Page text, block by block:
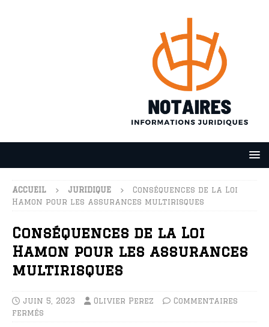
ACCUEIL JURIDIQUE
Conséquences de la Loi
Hamon pour les assurances multirisques
Conséquences de la Loi
Hamon pour les assurances
multirisques
juin 5, 2023 Olivier Perez
Commentaires
fermés